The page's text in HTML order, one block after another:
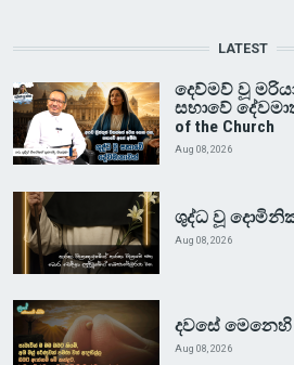
LATEST
දෙව්මව් වූ මරියා
සභාවේ
of the Church
Aug 08, 2026
ශුද්ධ වූ
Aug 08, 2026
දවසේ මෙනෙහි
Aug 08, 2026